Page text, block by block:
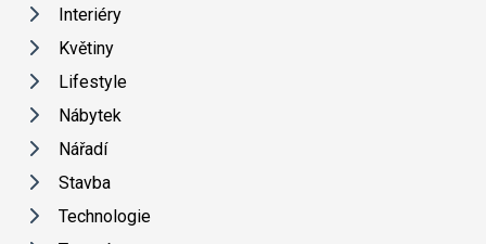
Interiéry
Květiny
Lifestyle
Nábytek
Nářadí
Stavba
Technologie